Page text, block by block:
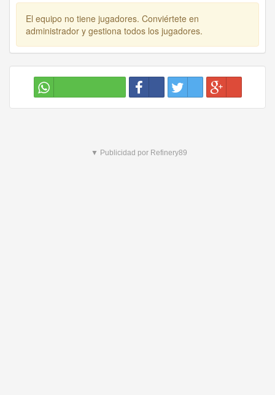
El equipo no tiene jugadores. Conviértete en
administrador y gestiona todos los jugadores.
▼ Publicidad por Refinery89